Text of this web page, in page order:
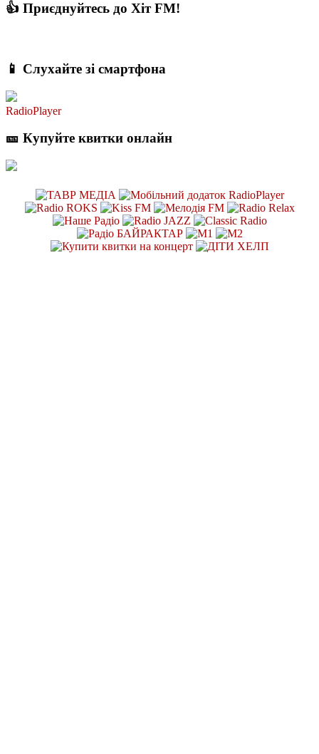
👍 Приєднуйтесь до Хіт FM!
📱 Слухайте зі смартфона
RadioPlayer
🎫 Купуйте квитки онлайн